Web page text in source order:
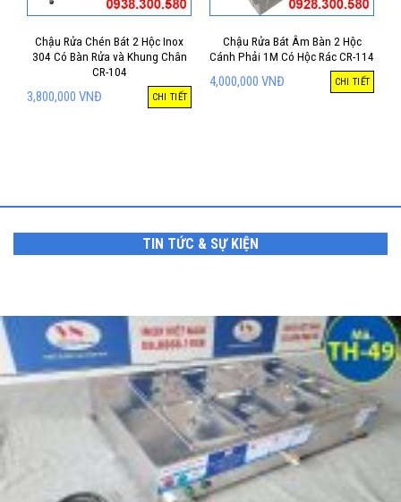
Chậu Rửa Chén Bát 2 Hộc Inox
304 Có Bàn Rửa và Khung Chân
CR-104
3,800,000 VNĐ CHI TIẾT
Chậu Rửa Bát Âm Bàn 2 Hộc
Cánh Phải 1M Có Hộc Rác CR-114
4,000,000 VNĐ CHI TIẾT
TIN TỨC & SỰ KIỆN